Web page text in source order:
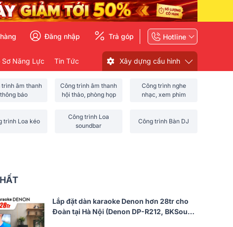
Đăng nhập Trả góp Hotline
Sơ Năng Lực Tin Tức Xây dựng cấu hình
trình âm thanh
thông báo
Công trình âm thanh
hội thảo, phòng họp
Công trình nghe
nhạc, xem phim
trình Loa kéo
Công trình Loa
soundbar
Công trình Bàn DJ
Lắp đặt dàn karaoke Denon hơn 28tr cho
Đoàn tại Hà Nội (Denon DP-R212, BKSound